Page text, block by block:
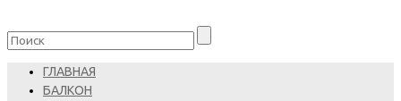
ГЛАВНАЯ
БАЛКОН